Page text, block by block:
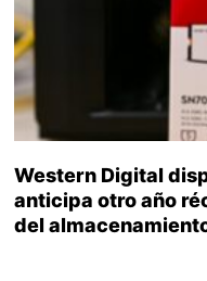
Western Digital
anticipa otro año
del